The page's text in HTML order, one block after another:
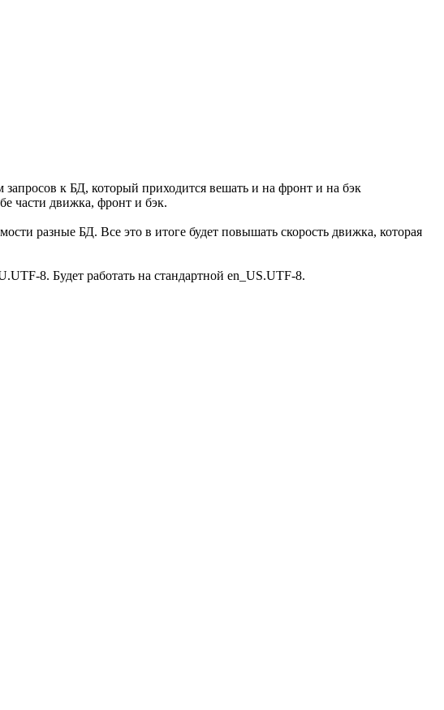
к БД, который приходится вешать и на фронт и на бэк
части движка, фронт и бэк.
разные БД. Все это в итоге будет повышать скорость движка, которая
8. Будет работать на стандартной en_US.UTF-8.